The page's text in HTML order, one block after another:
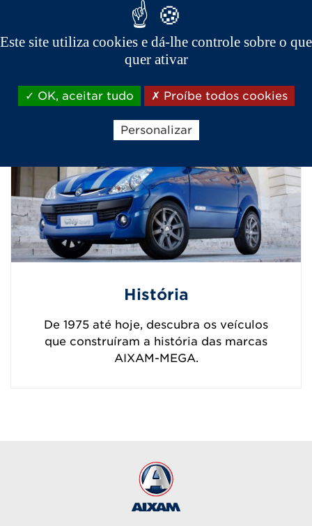
estreitamente ligados à conjuntura, à
realidade do mercado, ao parque
automóvel, bem como à mobilidade e à
ecologia.
História
De 1975 até hoje, descubra os veículos
que construíram a história das marcas
AIXAM-MEGA.
Este site utiliza cookies e dá-lhe controle sobre o que
quer ativar
OK, aceitar tudo Proíbe todos cookies
Personalizar